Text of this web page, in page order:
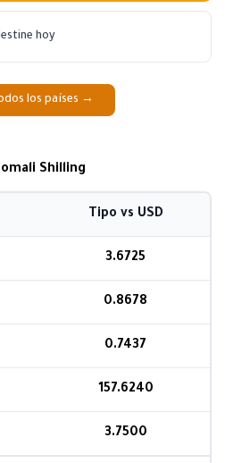
hoy
los países →
Shilling
Tipo vs USD
3.6725
0.8678
0.7437
157.6240
3.7500